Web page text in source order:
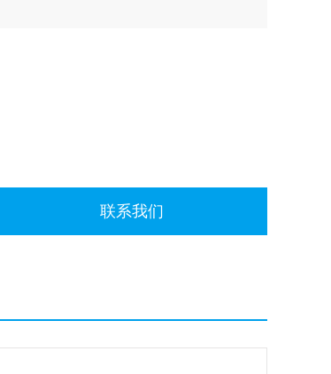
联系我们